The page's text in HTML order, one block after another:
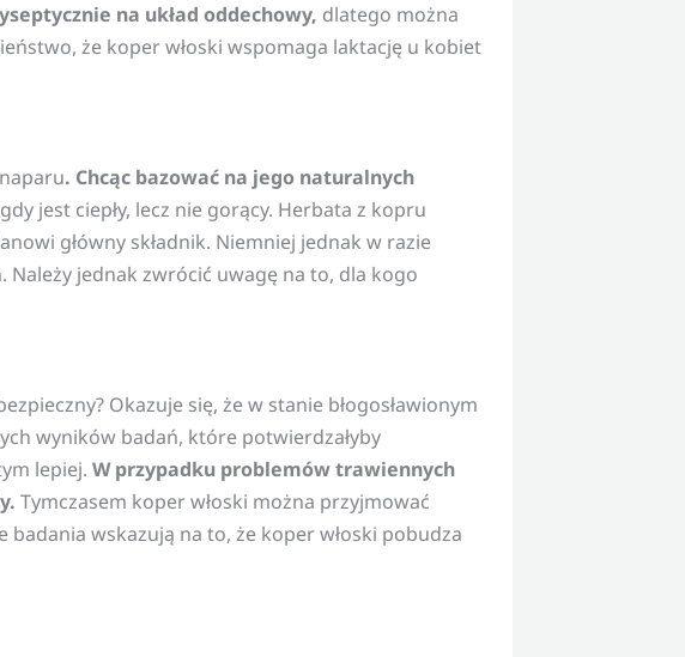
na układ oddechowy, dlatego można
że koper włoski wspomaga laktację u kobiet
. Chcąc bazować na jego naturalnych
jest ciepły, lecz nie gorący. Herbata z kopru
główny składnik. Niemniej jednak w razie
jednak zwrócić uwagę na to, dla kogo
Okazuje się, że w stanie błogosławionym
wyników badań, które potwierdzałyby
lepiej. W przypadku problemów trawiennych
Tymczasem koper włoski można przyjmować
wskazują na to, że koper włoski pobudza